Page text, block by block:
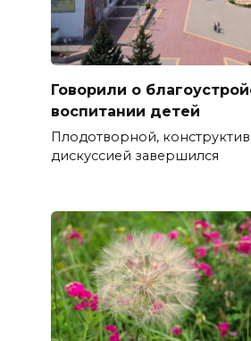
Говорили о
воспитании детей
Плодотворной,
дискуссией завершился